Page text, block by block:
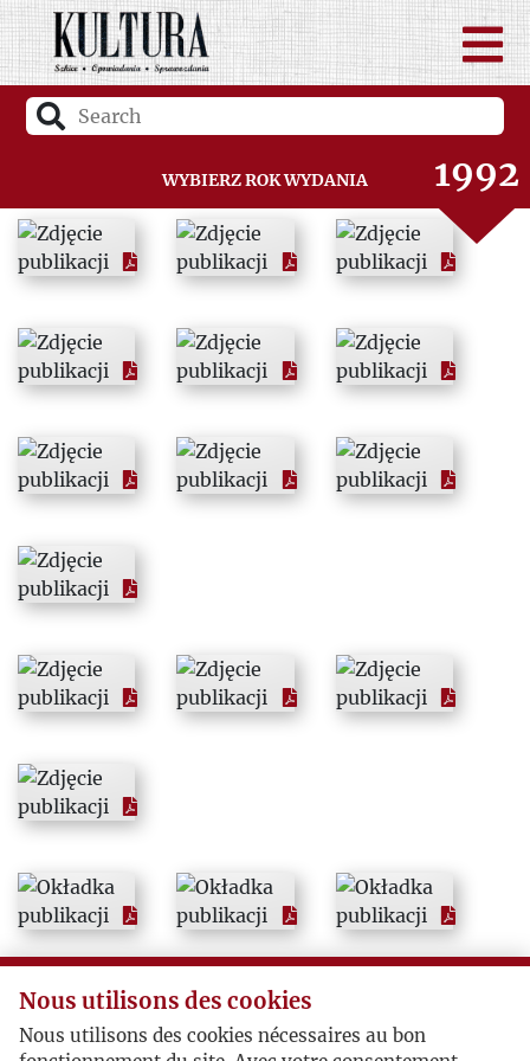
Wybierz rok wydania
1990
1991
1992
1993
1995
1996
1997
2000
2003
2004
Nous utilisons des cookies
Nous utilisons des cookies nécessaires au bon